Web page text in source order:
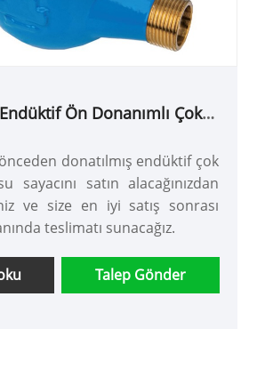
Ön Donanımlı Çok
donatılmış endüktif çok
satın alacağınızdan
ve size en iyi satış sonrası
teslimatı sunacağız.
Talep Gönder